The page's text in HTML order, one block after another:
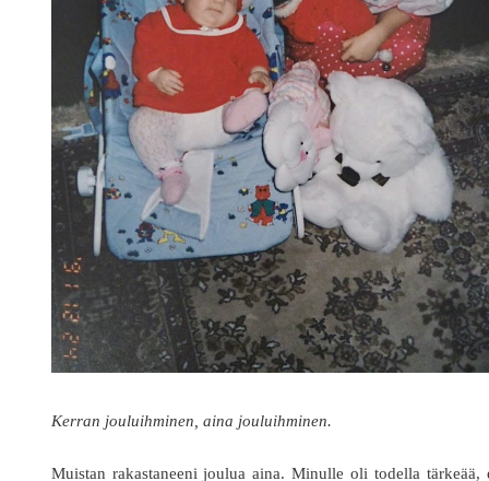
Kerran jouluihminen, aina jouluihminen.
Muistan rakastaneeni joulua aina. Minulle oli todella tärkeää,